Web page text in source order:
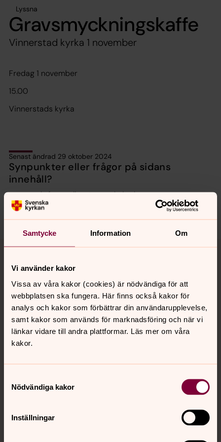
Samtycke Information Om
Vi använder kakor
Vissa av våra kakor (cookies) är nödvändiga för att
webbplatsen ska fungera. Här finns också kakor för
analys och kakor som förbättrar din användarupplevelse,
samt kakor som används för marknadsföring och när vi
länkar vidare till andra plattformar. Läs mer om våra
kakor.
Nödvändiga kakor
Inställningar
Lyssna
Gravsmyckningskaffe
Vinnerstad kyrka 1 november
Fredag 1 november
15.00
Vinnerstads kyrka
Senast ändrad 29 oktober 2024
Synpunkter eller frågor på sidans
innehåll?
motala.forsamling@svenskakyrkan.se
Dela
Kontakt
Kalender
Hitta snabbt